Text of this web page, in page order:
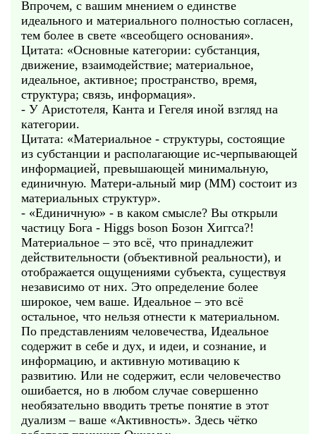
Впрочем, с вашим мнением о единстве
идеального и материального полностью согласен,
тем более в свете «всеобщего основания».
Цитата: «Основные категории: субстанция,
движение, взаимодействие; материальное,
идеальное, активное; пространство, время,
структура; связь, информация».
- У Аристотеля, Канта и Гегеля иной взгляд на
категории.
Цитата: «Материальное - структуры, состоящие
из субстанции и располагающие ис-черпывающей
информацией, превышающей минимальную,
единичную. Матери-альный мир (ММ) состоит из
материальных структур».
- «Единичную» - в каком смысле? Вы открыли
частицу Бога - Higgs boson Бозон Хиггса?!
Материальное – это всё, что принадлежит
действительности (объективной реальности), и
отображается ощущениями субъекта, существуя
независимо от них. Это определение более
широкое, чем ваше. Идеальное – это всё
остальное, что нельзя отнести к материальном.
По представлениям человечества, Идеальное
содержит в себе и дух, и идеи, и сознание, и
информацию, и активную мотивацию к
развитию. Или не содержит, если человечество
ошибается, но в любом случае совершенно
необязательно вводить третье понятие в этот
дуализм – ваше «Активность». Здесь чётко